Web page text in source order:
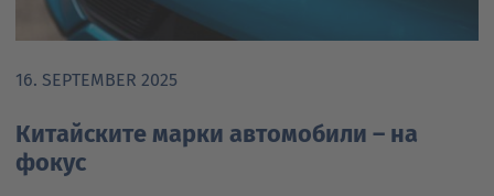
16. SEPTEMBER 2025
Китайските марки автомобили – на
фокус